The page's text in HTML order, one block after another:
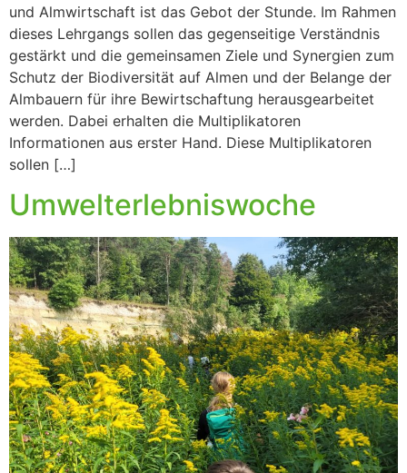
und Almwirtschaft ist das Gebot der Stunde. Im Rahmen
dieses Lehrgangs sollen das gegenseitige Verständnis
gestärkt und die gemeinsamen Ziele und Synergien zum
Schutz der Biodiversität auf Almen und der Belange der
Almbauern für ihre Bewirtschaftung herausgearbeitet
werden. Dabei erhalten die Multiplikatoren
Informationen aus erster Hand. Diese Multiplikatoren
sollen […]
Umwelterlebniswoche